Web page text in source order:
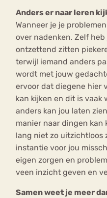
Anders er naar leren
Wanneer je je
over nadenken. Zelf
ontzettend zitten
terwijl iemand anders
wordt met jouw
ervoor dat diegene hier
kan kijken en dit is vaak
anders kan jou laten
manier naar dingen kan
lang niet zo uitzichtloos
instantie voor jou
eigen zorgen en
veen inzicht geven en
Samen weet je meer